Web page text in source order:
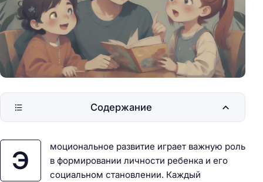
Э
моциональное развитие играет важную роль
в формировании личности ребенка и его
социальном становлении. Каждый
Содержание